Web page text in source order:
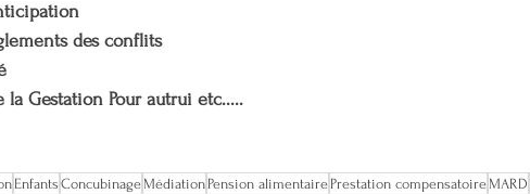
des conflits
la Gestation Pour autrui etc.....
Enfants Concubinage Médiation Pension alimentaire Prestation compensatoire MARD